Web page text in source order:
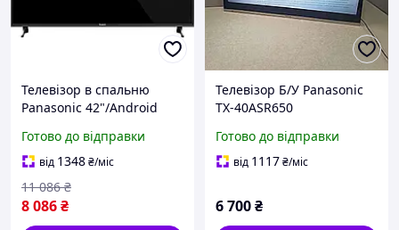
Телевізор в спальню
Panasonic 42"/Android
Готово до відправки
від 1348₴/міс
8 086₴
11 086 ₴
Телевізор Б/У Panasonic
TX-40ASR650
Готово до відправки
від 1117₴/міс
6 700₴